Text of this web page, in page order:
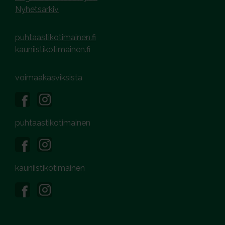
Nyhetsarkiv
puhtaastikotimainen.fi
kauniistikotimainen.fi
voimaakasviksista
puhtaastikotimainen
kauniistikotimainen